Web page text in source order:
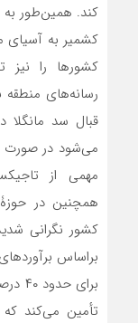
کند. همین‌طور به
کشمیر به آسیای
کشورها را نیز
رسانه‌های منطقه
قبال سد
می‌شود در صورت
مهمی از
همچنین در
کشور نگرانی
براساس
تأمین می‌کند